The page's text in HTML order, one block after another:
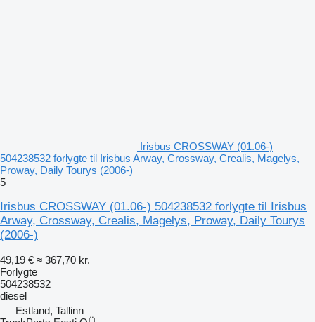
Irisbus CROSSWAY (01.06-)
504238532 forlygte til Irisbus Arway, Crossway, Crealis, Magelys,
Proway, Daily Tourys (2006-)
5
Irisbus CROSSWAY (01.06-) 504238532 forlygte til Irisbus
Arway, Crossway, Crealis, Magelys, Proway, Daily Tourys
(2006-)
49,19 € ≈ 367,70 kr.
Forlygte
504238532
diesel
Estland, Tallinn